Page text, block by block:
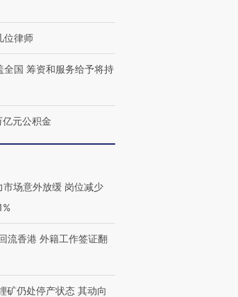
｜被称为“蟑螂”的印
代 用街头抗争将教
视线｜“入侵”还是“人道危
机”？难民潮撕裂西班牙
思的生活方式·第三对
住三大增长引擎是什么？
位律师
全国 筹资和服务给予将持
亿元公积金
市场意外放缓 岗位减少
流香港 外籍工作签证翻
矿仍处停产状态 其动向